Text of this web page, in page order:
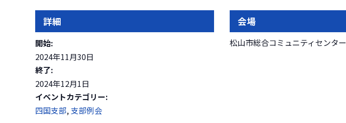
詳細
開始:
2024年11月30日
終了:
2024年12月1日
イベントカテゴリー:
四国支部,支部例会
会場
松山市総合コミュニティセンター